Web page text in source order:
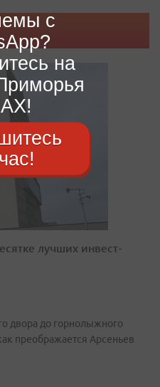
лучших инвест-
двора до горнолыжного
преображается Арсеньев
с
на